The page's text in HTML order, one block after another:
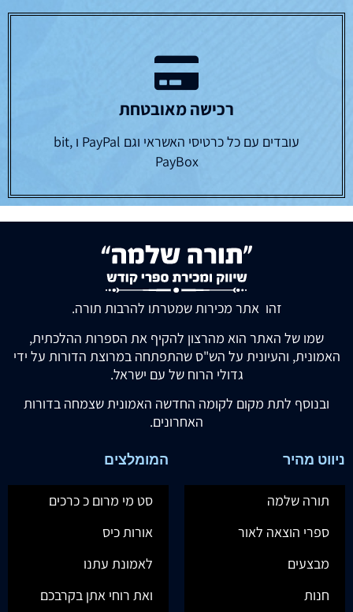
רכישה מאובטחת
עובדים עם כל כרטיסי האשראי וגם PayPal ו bit,
PayBox
זהו אתר מכירות שמטרתו להרבות תורה.
שמו של האתר הוא מהרצון להקיף את הספרות ההלכתית,
האמונית, והעיונית על הש"ס שהתפתחה במרוצת הדורות על ידי
גדולי הרוח של עם ישראל.
ובנוסף לתת מקום לקומה החדשה האמונית שצמחה בדורות
האחרונים.
ניווט מהיר
תורה שלמה
ספרי הוצאה לאור
מבצעים
חנות
המומלצים
סט מי מרום כ כרכים
אורות כיס
לאמונת עתנו
ואת רוחי אתן בקרבכם